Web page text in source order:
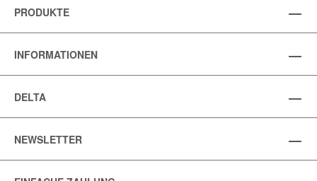
PRODUKTE
INFORMATIONEN
DELTA
NEWSLETTER